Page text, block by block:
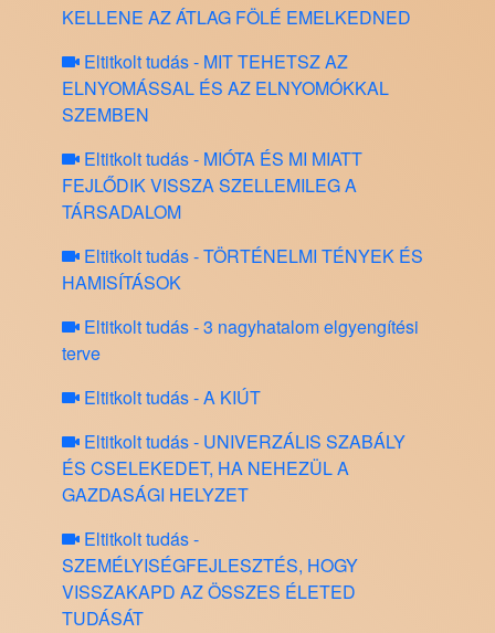
KELLENE AZ ÁTLAG FÖLÉ EMELKEDNED
Eltitkolt tudás - MIT TEHETSZ AZ
ELNYOMÁSSAL ÉS AZ ELNYOMÓKKAL
SZEMBEN
Eltitkolt tudás - MIÓTA ÉS MI MIATT
FEJLŐDIK VISSZA SZELLEMILEG A
TÁRSADALOM
Eltitkolt tudás - TÖRTÉNELMI TÉNYEK ÉS
HAMISÍTÁSOK
Eltitkolt tudás - 3 nagyhatalom elgyengítési
terve
Eltitkolt tudás - A KIÚT
Eltitkolt tudás - UNIVERZÁLIS SZABÁLY
ÉS CSELEKEDET, HA NEHEZÜL A
GAZDASÁGI HELYZET
Eltitkolt tudás -
SZEMÉLYISÉGFEJLESZTÉS, HOGY
VISSZAKAPD AZ ÖSSZES ÉLETED
TUDÁSÁT